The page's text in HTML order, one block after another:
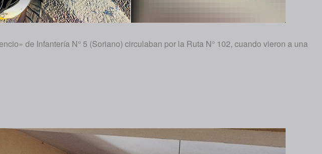
de Infantería N° 5 (Soriano) circulaban por la Ruta N° 102, cuando vieron a una